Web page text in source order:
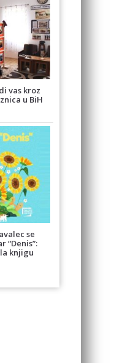
vas kroz
u BiH
se
“Denis”:
knjigu